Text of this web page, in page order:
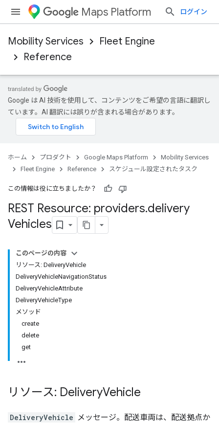
Maps Platform ログイン
Mobility Services
Fleet Engine
Reference
Google は AI 技術を使用して、コンテンツをご希望の言語に翻訳し
ています。AI 翻訳には誤りが含まれる場合があります。
ホーム プロダクト Google Maps Platform
Mobility Services
Fleet Engine
Reference スケジュール設定されたタスク
この情報は役に立ちましたか？
REST Resource: providers.delivery
Vehicles
このページの内容
リソース: DeliveryVehicle
DeliveryVehicleNavigationStatus
DeliveryVehicleAttribute
DeliveryVehicleType
メソッド
create
delete
get
リソース: DeliveryVehicle
DeliveryVehicle メッセージ。配送車両は、配送拠点か